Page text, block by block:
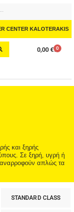
CENTER KALOTERAKIS
0,00 € 0
Cart
και ξηρής
Σε ξηρή, υγρή ή
απλώς τα
STANDARD CLASS